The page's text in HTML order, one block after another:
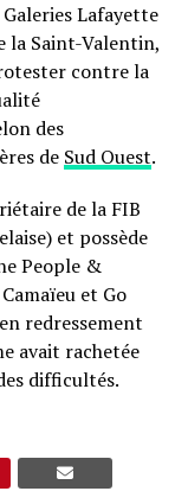
Lafayette
la Saint-Valentin,
contre la
des
de Sud Ouest.
de la FIB
et possède
People &
et Go
redressement
avait rachetée
difficultés.